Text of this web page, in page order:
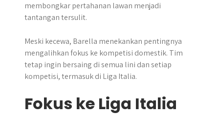
membongkar pertahanan lawan menjadi
tantangan tersulit.
Meski kecewa, Barella menekankan pentingnya
mengalihkan fokus ke kompetisi domestik. Tim
tetap ingin bersaing di semua lini dan setiap
kompetisi, termasuk di Liga Italia.
Fokus ke Liga Italia